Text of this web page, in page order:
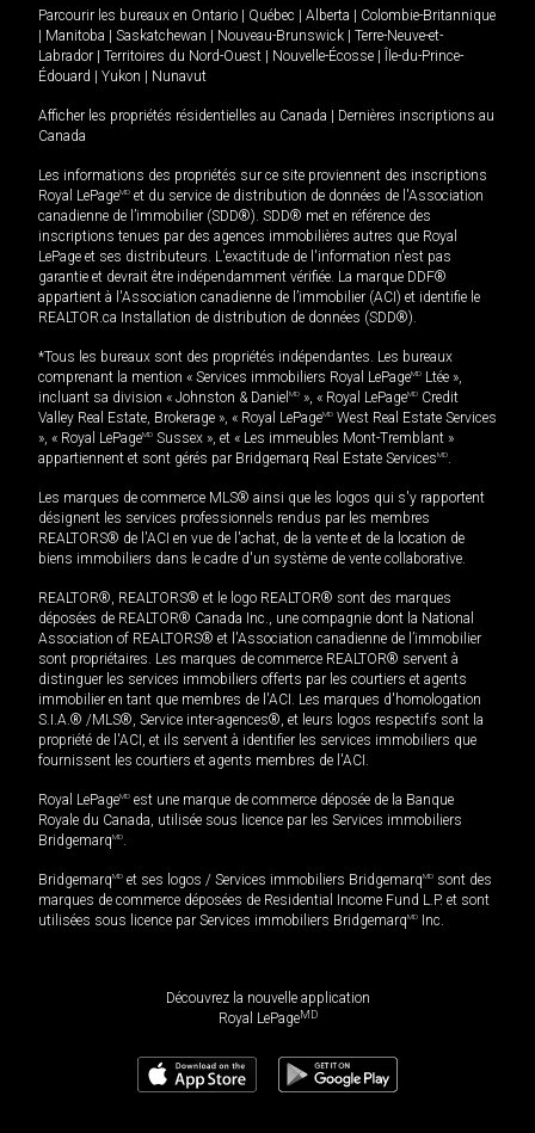
Parcourir les bureaux en Ontario Québec Alberta
Colombie-Britannique
Manitoba Saskatchewan Nouveau-Brunswick
Terre-Neuve-et-
Labrador
Territoires du Nord-Ouest Nouvelle-Écosse
Île-du-Prince-
Édouard
Yukon Nunavut
Afficher les propriétés résidentielles au Canada
Dernières inscriptions au
Canada
Les informations des propriétés sur ce site proviennent des inscriptions
Royal LePageMD et du service de distribution de données de l'Association
canadienne de l’immobilier (SDD®). SDD® met en référence des
inscriptions tenues par des agences immobilières autres que Royal
LePage et ses distributeurs. L'exactitude de l'information n'est pas
garantie et devrait être indépendamment vérifiée. La marque DDF®
appartient à l'Association canadienne de l’immobilier (ACI) et identifie le
REALTOR.ca Installation de distribution de données (SDD®).
*Tous les bureaux sont des propriétés indépendantes. Les bureaux
comprenant la mention « Services immobiliers Royal LePageMD Ltée »,
incluant sa division « Johnston & Daniel MD », « Royal LePageMD Credit
Valley Real Estate, Brokerage », « Royal LePageMD West Real Estate Services
», « Royal LePageMD Sussex », et « Les immeubles Mont-Tremblant »
appartiennent et sont gérés par Bridgemarq Real Estate ServicesMD.
Les marques de commerce MLS® ainsi que les logos qui s'y rapportent
désignent les services professionnels rendus par les membres
REALTORS® de l'ACI en vue de l'achat, de la vente et de la location de
biens immobiliers dans le cadre d'un système de vente collaborative.
REALTOR®, REALTORS® et le logo REALTOR® sont des marques
déposées de REALTOR® Canada Inc., une compagnie dont la National
Association of REALTORS® et l'Association canadienne de l’immobilier
sont propriétaires. Les marques de commerce REALTOR® servent à
distinguer les services immobiliers offerts par les courtiers et agents
immobilier en tant que membres de l'ACI. Les marques d'homologation
S.I.A.® /MLS®, Service inter-agences®, et leurs logos respectifs sont la
propriété de l'ACI, et ils servent à identifier les services immobiliers que
fournissent les courtiers et agents membres de l'ACI.
Royal LePageMD est une marque de commerce déposée de la Banque
Royale du Canada, utilisée sous licence par les Services immobiliers
BridgemarqMD.
BridgemarqMD et ses logos / Services immobiliers BridgemarqMD sont des
marques de commerce déposées de Residential Income Fund L.P. et sont
utilisées sous licence par Services immobiliers BridgemarqMD Inc.
Découvrez la nouvelle application
Royal LePageMD